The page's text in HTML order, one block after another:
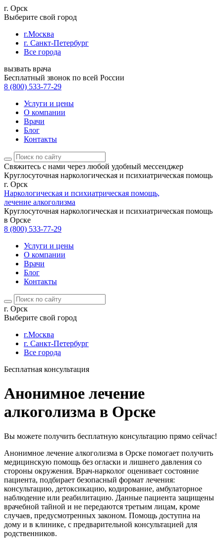
г. Орск
Выберите свой город
г.Москва
г. Санкт-Петербург
Все города
вызвать врача
Бесплатный звонок по всей России
8 (800) 533-77-29
Услуги и цены
О компании
Врачи
Блог
Контакты
Свяжитесь с нами через любой удобный мессенджер
Круглосуточная наркологическая и психиатрическая помощь
г. Орск
Наркологическая и психиатрическая помощь,
лечение алкоголизма
Круглосуточная наркологическая и психиатрическая помощь
в Орске
8 (800) 533-77-29
Услуги и цены
О компании
Врачи
Блог
Контакты
г. Орск
Выберите свой город
г.Москва
г. Санкт-Петербург
Все города
Бесплатная консультация
Анонимное лечение
алкоголизма в Орске
Вы можете получить бесплатную консультацию прямо сейчас!
Анонимное лечение алкоголизма в Орске помогает получить
медицинскую помощь без огласки и лишнего давления со
стороны окружения. Врач-нарколог оценивает состояние
пациента, подбирает безопасный формат лечения:
консультацию, детоксикацию, кодирование, амбулаторное
наблюдение или реабилитацию. Данные пациента защищены
врачебной тайной и не передаются третьим лицам, кроме
случаев, предусмотренных законом. Помощь доступна на
дому и в клинике, с предварительной консультацией для
родственников.